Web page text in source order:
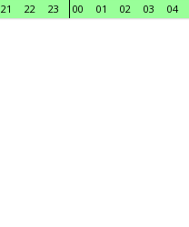
21 22 23
00
01 02 03 04